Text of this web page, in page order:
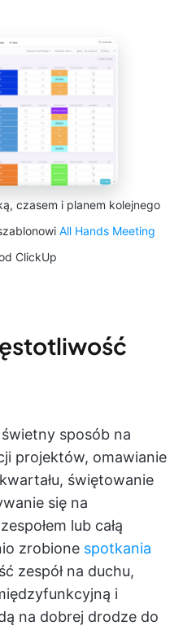
czasem i planem kolejnego
All Hands Meeting
ClickUp
sposób na
projektów, omawianie
świętowanie
się na
lub całą
zrobione spotkania
zespół na duchu,
i
na dobrej drodze do